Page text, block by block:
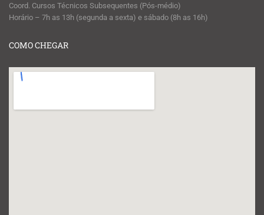
Coord. Cursos Técnicos Subsequentes (Pós-médio)
Horário – 7h as 13h (segunda a sexta) e sábado (8h as 16h)
COMO CHEGAR